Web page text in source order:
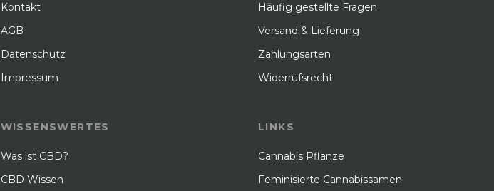
Kontakt
AGB
Datenschutz
Impressum
WISSENSWERTES
Was ist CBD?
CBD Wissen
Häufig gestellte Fragen
Versand & Lieferung
Zahlungsarten
Widerrufsrecht
LINKS
Cannabis Pflanze
Feminisierte Cannabissamen